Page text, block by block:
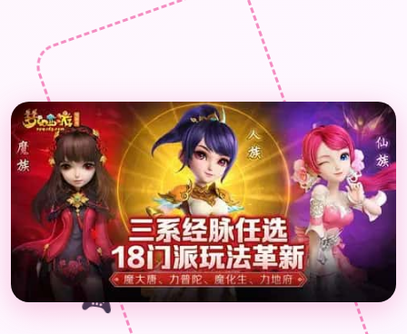
🎮